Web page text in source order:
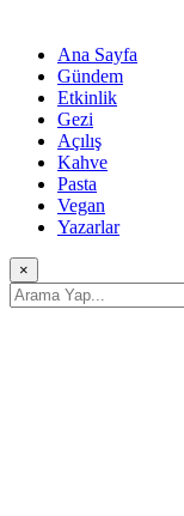
Ana Sayfa
Gündem
Etkinlik
Gezi
Açılış
Kahve
Pasta
Vegan
Yazarlar
×